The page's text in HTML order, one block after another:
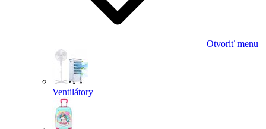
Otvoriť menu
Ventilátory